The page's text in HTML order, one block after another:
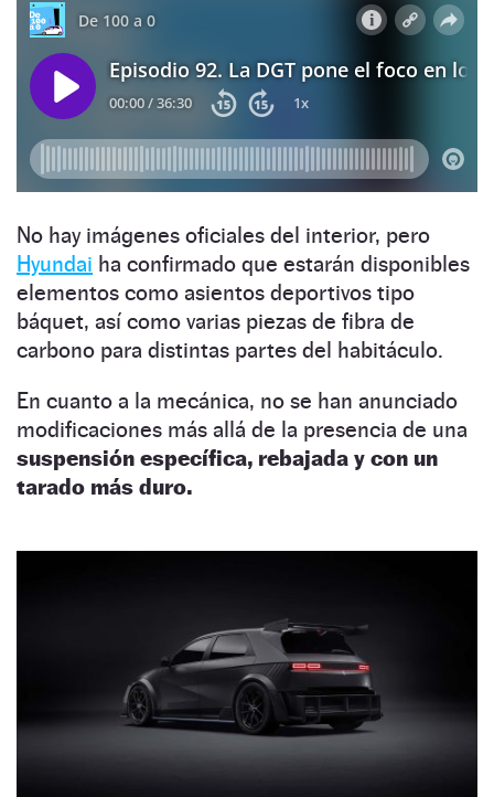
No hay imágenes oficiales del interior, pero
Hyundai ha confirmado que estarán disponibles
elementos como asientos deportivos tipo
báquet, así como varias piezas de fibra de
carbono para distintas partes del habitáculo.
En cuanto a la mecánica, no se han anunciado
modificaciones más allá de la presencia de una
suspensión específica, rebajada y con un
tarado más duro.